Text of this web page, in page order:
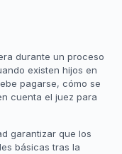
durante un proceso
existen hijos en
pagarse, cómo se
cuenta el juez para
garantizar que los
básicas tras la